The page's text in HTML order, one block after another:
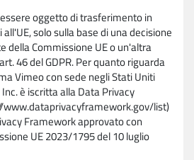
oggetto di trasferimento in
solo sulla base di una decisione
della Commissione UE o un'altra
46 del GDPR. Per quanto riguarda
Vimeo con sede negli Stati Uniti
è iscritta alla Data Privacy
www.dataprivacyframework.gov/list)
Framework approvato con
UE 2023/1795 del 10 luglio